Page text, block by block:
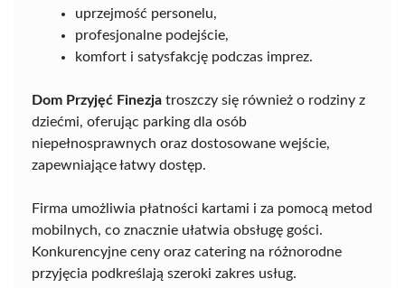
uprzejmość personelu,
profesjonalne podejście,
komfort i satysfakcję podczas imprez.
Dom Przyjęć Finezja troszczy się również o rodziny z
dziećmi, oferując parking dla osób
niepełnosprawnych oraz dostosowane wejście,
zapewniające łatwy dostęp.
Firma umożliwia płatności kartami i za pomocą metod
mobilnych, co znacznie ułatwia obsługę gości.
Konkurencyjne ceny oraz catering na różnorodne
przyjęcia podkreślają szeroki zakres usług.